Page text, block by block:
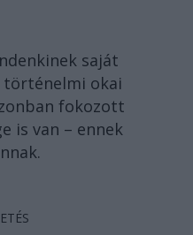
saját
történelmi okai
fokozott
is van – ennek